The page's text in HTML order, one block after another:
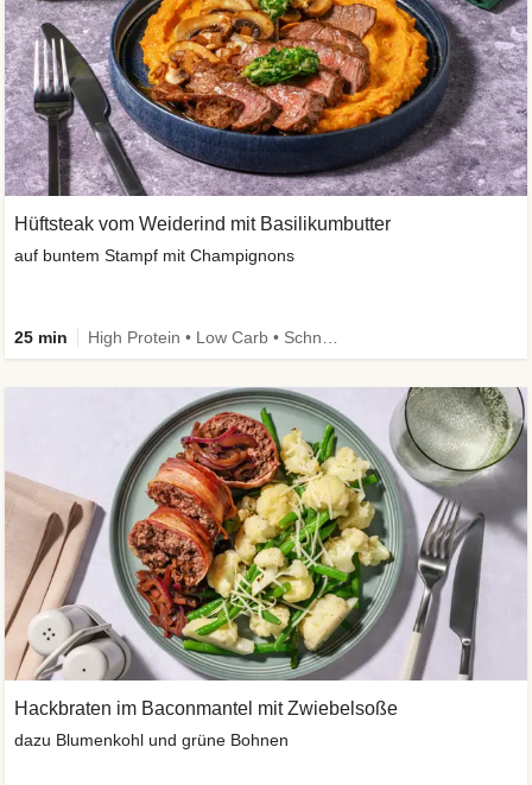
Hüftsteak vom Weiderind mit Basilikumbutter
auf buntem Stampf mit Champignons
25 min
Hackbraten im Baconmantel mit Zwiebelsoße
dazu Blumenkohl und grüne Bohnen